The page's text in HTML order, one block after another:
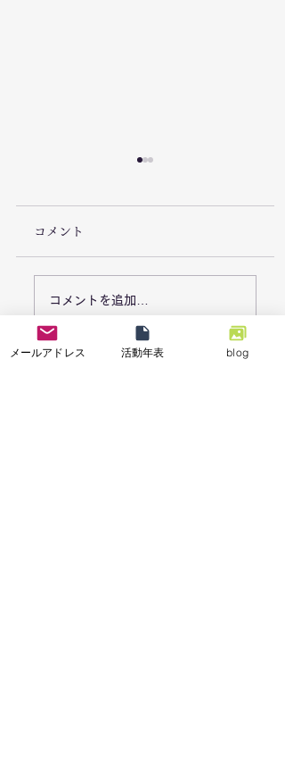
7/26「栃木県足利市で
豪雨災害による復旧支
援活動を実施しまし
コメント
コメントを追加…
メールアドレス 活動年表 blog